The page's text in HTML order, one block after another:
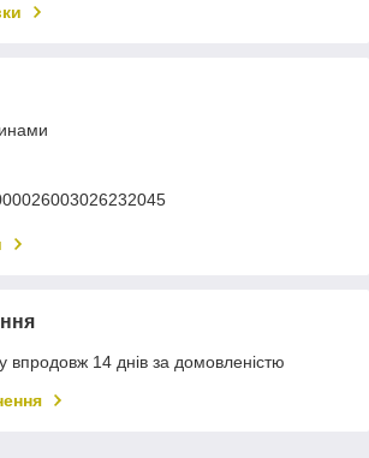
впродовж 14 днів за домовленістю